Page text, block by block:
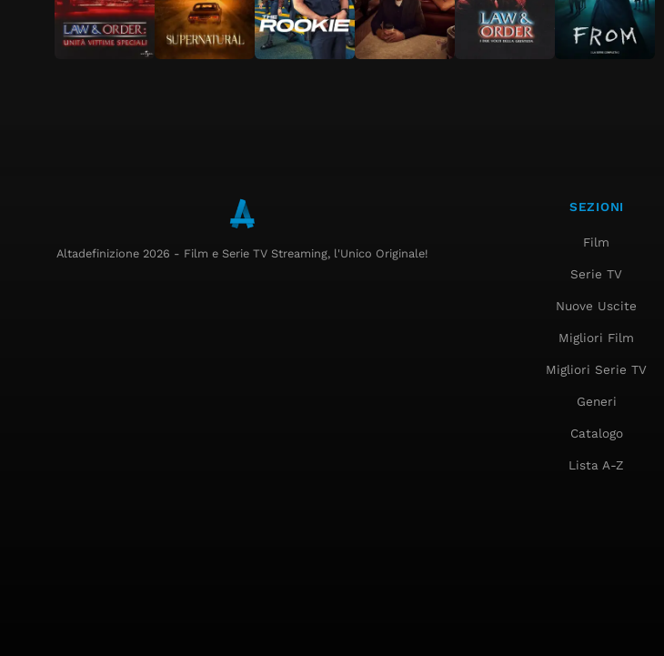
Altadefinizione 2026 - Film e Serie TV Streaming, l'Unico Originale!
SEZIONI
Film
Serie TV
Nuove Uscite
Migliori Film
Migliori Serie TV
Generi
Catalogo
Lista A-Z